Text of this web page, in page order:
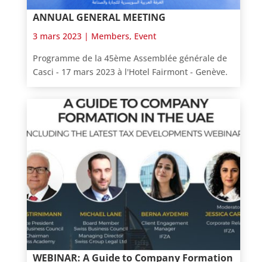
ANNUAL GENERAL MEETING
3 mars 2023 | Members, Event
Programme de la 45ème Assemblée générale de
Casci - 17 mars 2023 à l'Hotel Fairmont - Genève.
WEBINAR: A Guide to Company Formation